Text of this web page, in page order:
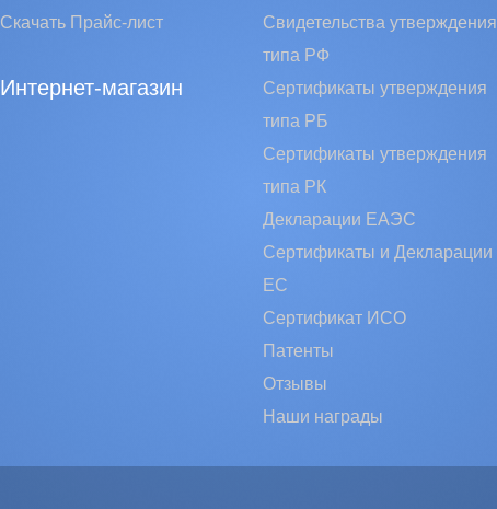
Скачать Прайс-лист
Интернет-магазин
Свидетельства утверждения
типа РФ
Сертификаты утверждения
типа РБ
Сертификаты утверждения
типа РК
Декларации ЕАЭС
Сертификаты и Декларации
EC
Сертификат ИСО
Патенты
Отзывы
Наши награды